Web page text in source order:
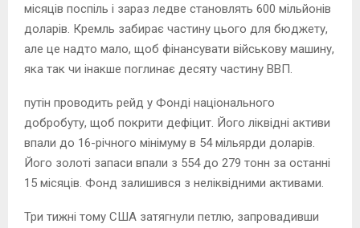
місяців поспіль і зараз ледве становлять 600 мільйонів
доларів. Кремль забирає частину цього для бюджету,
але це надто мало, щоб фінансувати військову машину,
яка так чи інакше поглинає десяту частину ВВП.
путін проводить рейд у Фонді національного
добробуту, щоб покрити дефіцит. Його ліквідні активи
впали до 16-річного мінімуму в 54 мільярди доларів.
Його золоті запаси впали з 554 до 279 тонн за останні
15 місяців. Фонд залишився з неліквідними активами.
Три тижні тому США затягнули петлю, запровадивши